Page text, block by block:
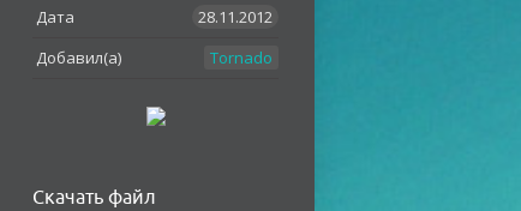
Дата
28.11.2012
Добавил(а)
Tornado
Как установить
Скачать файл